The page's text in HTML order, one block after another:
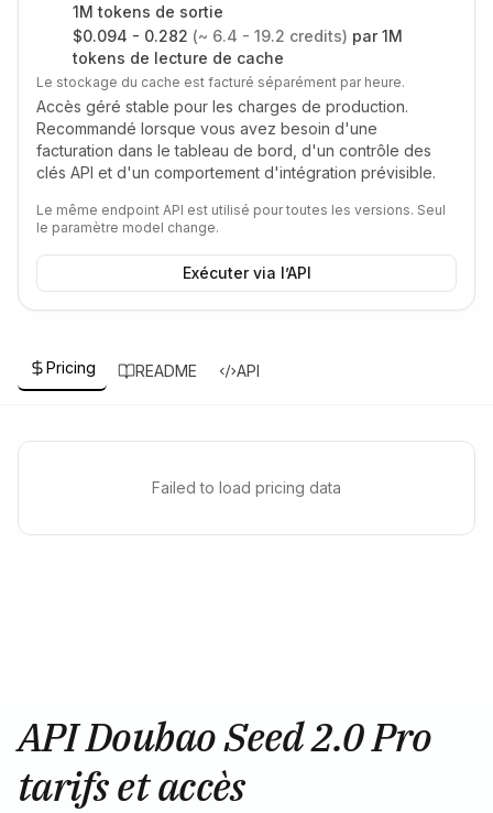
1M tokens de sortie
$0.094 - 0.282 (~ 6.4 - 19.2 credits) par 1M
tokens de lecture de cache
Le stockage du cache est facturé séparément par heure.
Accès géré stable pour les charges de production.
Recommandé lorsque vous avez besoin d'une
facturation dans le tableau de bord, d'un contrôle des
clés API et d'un comportement d'intégration prévisible.
Le même endpoint API est utilisé pour toutes les versions. Seul
le paramètre model change.
Exécuter via l’API
Pricing README API
API Doubao Seed 2.0 Pro
tarifs et accès
Failed to load pricing data